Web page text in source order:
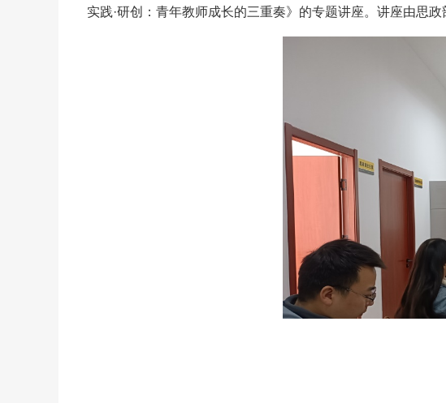
实践·研创：青年教师成长的三重奏》的专题讲座。讲座由思